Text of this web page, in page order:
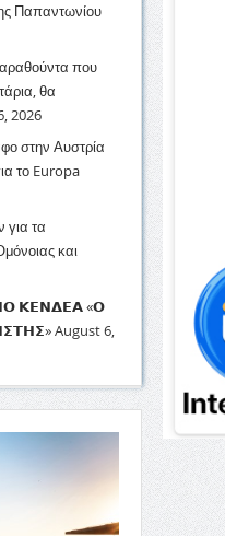
Παπαντωνίου
που
θα
2026
στην Αυστρία
το Europa
τα
και
𝝟𝝚𝝢𝝙𝝚𝝖 «𝝤
August 6,